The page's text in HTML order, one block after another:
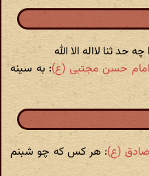
حد ثنا لااله الا الله
: به سینه
: هر کس که چو شبنم